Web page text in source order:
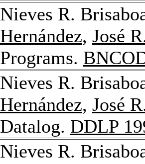
Nieves R.
Hernández, José
Programs.
Nieves R.
Hernández, José
Datalog. DDLP
Nieves R.